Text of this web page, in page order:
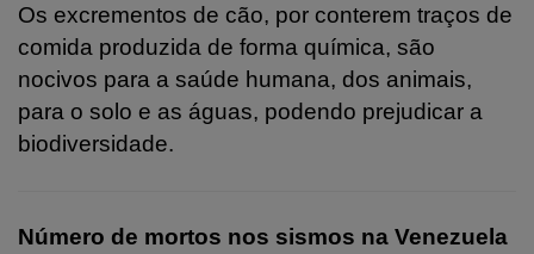
Os excrementos de cão, por conterem traços de
comida produzida de forma química, são
nocivos para a saúde humana, dos animais,
para o solo e as águas, podendo prejudicar a
biodiversidade.
Número de mortos nos sismos na Venezuela